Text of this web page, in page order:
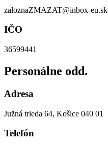
zaloznaZMAZAT@inbox-eu.sk
IČO
36599441
Personálne odd.
Adresa
Južná trieda 64, Košice 040 01
Telefón